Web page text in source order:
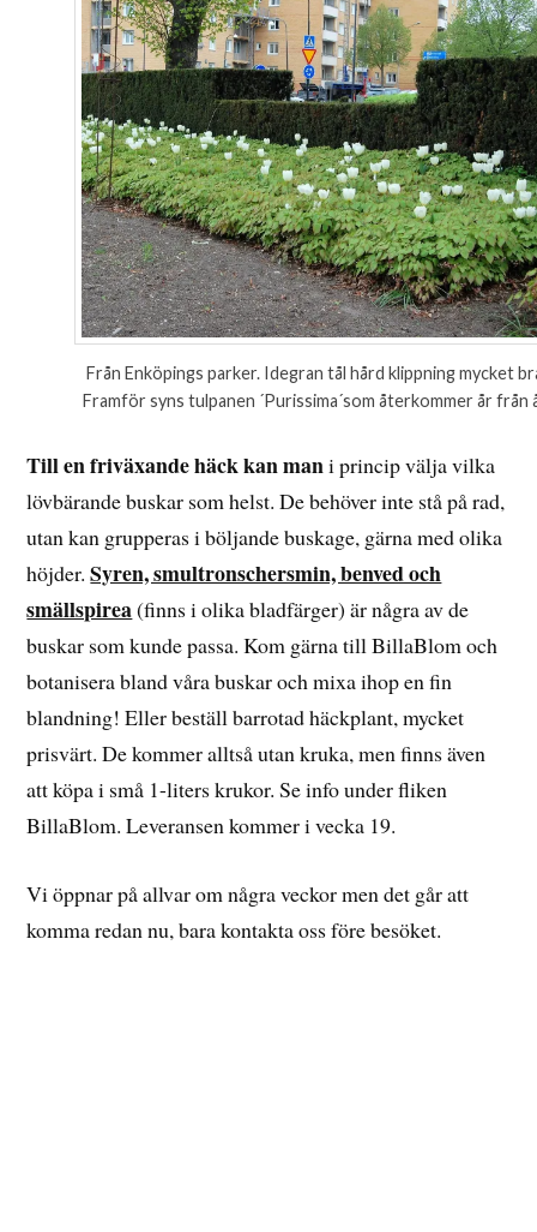
Från Enköpings parker. Idegran tål hård klippning mycket
Framför syns tulpanen ´Purissima´som återkommer år från
Till en friväxande häck kan mani princip välja vilka
lövbärande buskar som helst. De behöver inte stå på rad,
utan kan grupperas i böljande buskage, gärna med olika
höjder.Syren, smultronschersmin, benved och
smällspirea(finns i olika bladfärger) är några av de
buskar som kunde passa. Kom gärna till BillaBlom och
botanisera bland våra buskar och mixa ihop en fin
blandning! Eller beställ barrotad häckplant, mycket
prisvärt. De kommer alltså utan kruka, men finns även
att köpa i små 1-liters krukor. Se info under fliken
BillaBlom. Leveransen kommer i vecka 19.
Vi öppnar på allvar om några veckor men det går att
komma redan nu, bara kontakta oss före besöket.